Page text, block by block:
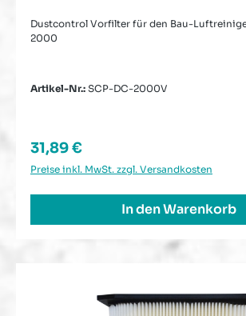
Dustcontrol Vorfilter für den Bau-
2000
Artikel-Nr.: SCP-DC-2000V
Regulärer Preis:
31,89 €
Preise inkl. MwSt. zzgl. Versandkosten
In den Warenkorb